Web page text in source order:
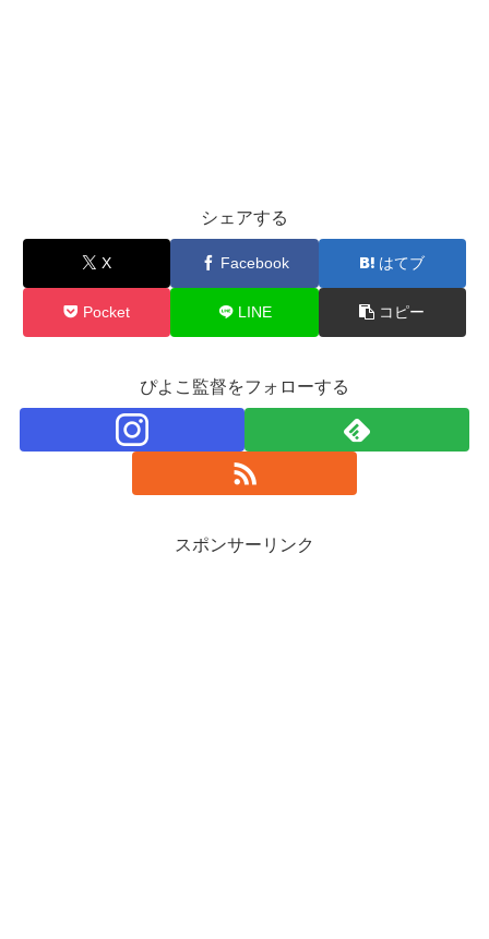
シェアする
X Facebook はてブ
Pocket LINE コピー
ぴよこ監督をフォローする
スポンサーリンク